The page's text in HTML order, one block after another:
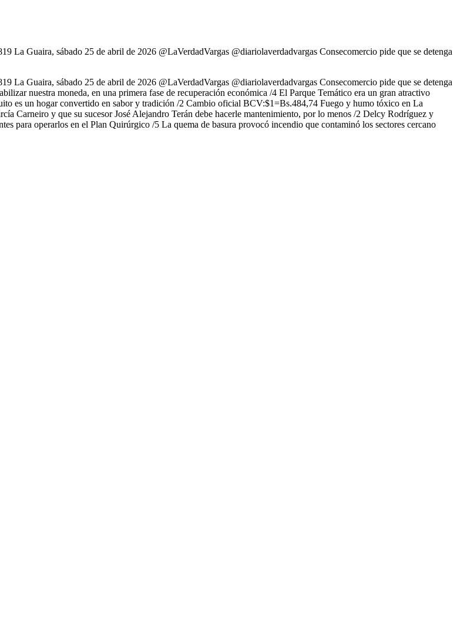
La Guaira, sábado 25 de abril de 2026 @LaVerdadVargas @diariolaverdadvargas Consecomercio pide que se detenga
La Guaira, sábado 25 de abril de 2026 @LaVerdadVargas @diariolaverdadvargas Consecomercio pide que se detenga
nuestra moneda, en una primera fase de recuperación económica /4 El Parque Temático era un gran atractivo
es un hogar convertido en sabor y tradición /2 Cambio oficial BCV:$1=Bs.484,74 Fuego y humo tóxico en La
Carneiro y que su sucesor José Alejandro Terán debe hacerle mantenimiento, por lo menos /2 Delcy Rodríguez y
para operarlos en el Plan Quirúrgico /5 La quema de basura provocó incendio que contaminó los sectores cercano